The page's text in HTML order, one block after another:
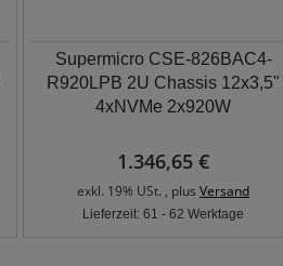
Supermicro CSE-826BAC4-
R920LPB 2U Chassis 12x3,5"
4xNVMe 2x920W
1.346,65 €
exkl. 19% USt. , plus Versand
Lieferzeit: 61 - 62 Werktage